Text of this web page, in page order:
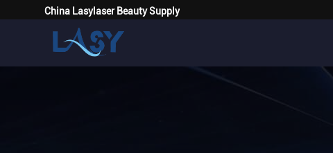
China Lasylaser Beauty Supply